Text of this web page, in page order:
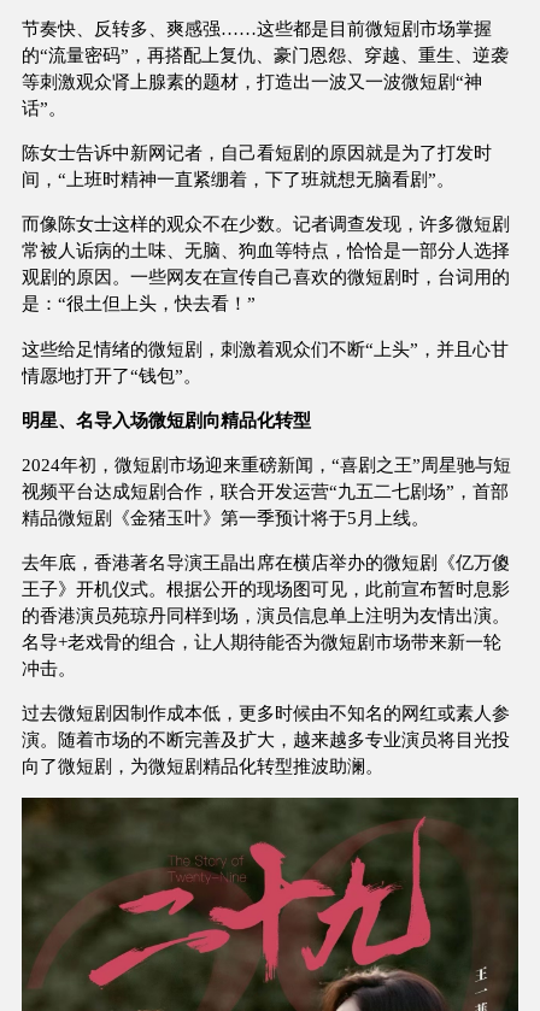
节奏快、反转多、爽感强……这些都是目前微短剧市场掌握
的“流量密码”，再搭配上复仇、豪门恩怨、穿越、重生、逆袭
等刺激观众肾上腺素的题材，打造出一波又一波微短剧“神
话”。
陈女士告诉中新网记者，自己看短剧的原因就是为了打发时
间，“上班时精神一直紧绷着，下了班就想无脑看剧”。
而像陈女士这样的观众不在少数。记者调查发现，许多微短剧
常被人诟病的土味、无脑、狗血等特点，恰恰是一部分人选择
观剧的原因。一些网友在宣传自己喜欢的微短剧时，台词用的
是：“很土但上头，快去看！”
这些给足情绪的微短剧，刺激着观众们不断“上头”，并且心甘
情愿地打开了“钱包”。
明星、名导入场微短剧向精品化转型
2024年初，微短剧市场迎来重磅新闻，“喜剧之王”周星驰与短
视频平台达成短剧合作，联合开发运营“九五二七剧场”，首部
精品微短剧《金猪玉叶》第一季预计将于5月上线。
去年底，香港著名导演王晶出席在横店举办的微短剧《亿万傻
王子》开机仪式。根据公开的现场图可见，此前宣布暂时息影
的香港演员苑琼丹同样到场，演员信息单上注明为友情出演。
名导+老戏骨的组合，让人期待能否为微短剧市场带来新一轮
冲击。
过去微短剧因制作成本低，更多时候由不知名的网红或素人参
演。随着市场的不断完善及扩大，越来越多专业演员将目光投
向了微短剧，为微短剧精品化转型推波助澜。